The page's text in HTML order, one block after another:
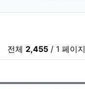
전체 2,455 / 1 페이지